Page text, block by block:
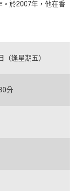
於2007年，他在香
（逢星期五）
分